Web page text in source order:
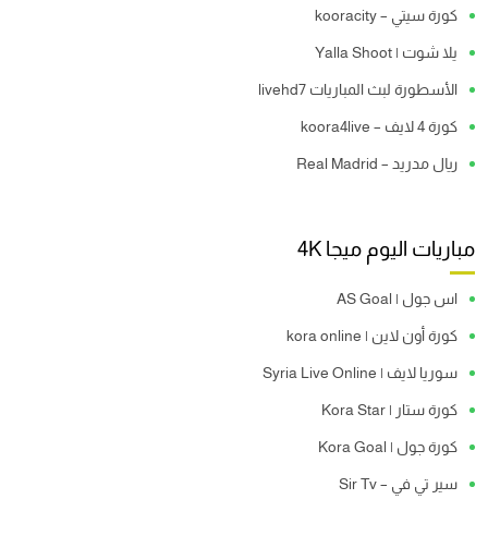
كورة سيتي – kooracity
يلا شوت | Yalla Shoot
الأسطورة لبث المباريات livehd7
كورة 4 لايف – koora4live
ريال مدريد – Real Madrid
مباريات اليوم ميجا 4K
اس جول | AS Goal
كورة أون لاين | kora online
سوريا لايف | Syria Live Online
كورة ستار | Kora Star
كورة جول | Kora Goal
سير تي في – Sir Tv